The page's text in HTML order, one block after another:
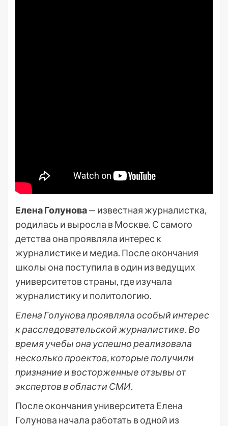
Елена Голунова— известная журналистка,
родилась и выросла в Москве. С самого
детства она проявляла интерес к
журналистике и медиа. После окончания
школы она поступила в один из ведущих
университетов страны, где изучала
журналистику и политологию.
Елена Голунова проявляла особый интерес
к расследовательской журналистике. Во
время учебы она успешно реализовала
несколько проектов, которые получили
признание и восторженные отзывы от
экспертов в области СМИ.
После окончания университета Елена
Голунова начала работать в одной из